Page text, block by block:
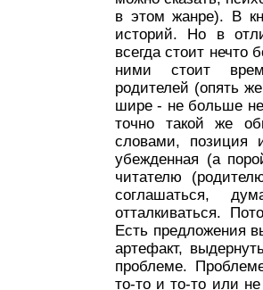
в этом жанре). В
историй. Но в
всегда стоит
ними стоит
родителей (опять
шире - не больше
точно такой же
словами, позиция
убежденная (а
читателю
соглашаться,
отталкиваться.
Есть предложения
артефакт,
проблеме.
то-то и то-то или